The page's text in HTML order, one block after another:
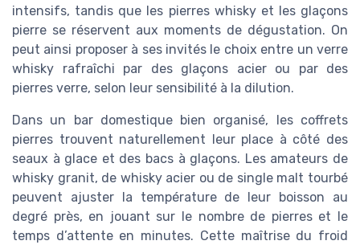
intensifs, tandis que les pierres whisky et les glaçons
pierre se réservent aux moments de dégustation. On
peut ainsi proposer à ses invités le choix entre un verre
whisky rafraîchi par des glaçons acier ou par des
pierres verre, selon leur sensibilité à la dilution.
Dans un bar domestique bien organisé, les coffrets
pierres trouvent naturellement leur place à côté des
seaux à glace et des bacs à glaçons. Les amateurs de
whisky granit, de whisky acier ou de single malt tourbé
peuvent ajuster la température de leur boisson au
degré près, en jouant sur le nombre de pierres et le
temps d’attente en minutes. Cette maîtrise du froid